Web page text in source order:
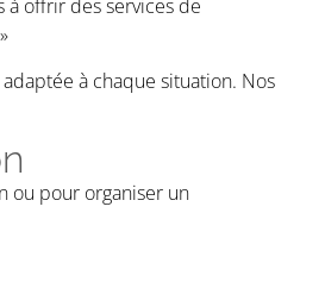
à offrir des services de
à chaque situation. Nos
ou pour organiser un